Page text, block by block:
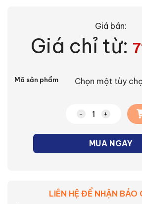
Giá bán:
Giá chỉ từ:
Mã sản phẩm
Mặt kín đơn
MUA NGAY
LIÊN HỆ ĐỂ NHẬN BÁO